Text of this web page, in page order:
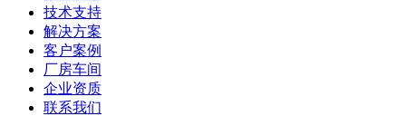
技术支持
解决方案
客户案例
厂房车间
企业资质
联系我们